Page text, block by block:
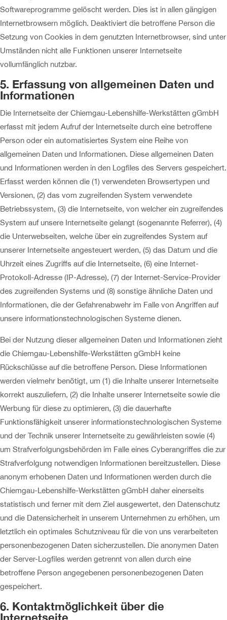
Softwareprogramme gelöscht werden. Dies ist in allen gängigen
Internetbrowsern möglich. Deaktiviert die betroffene Person die
Setzung von Cookies in dem genutzten Internetbrowser, sind unter
Umständen nicht alle Funktionen unserer Internetseite
vollumfänglich nutzbar.
5. Erfassung von allgemeinen Daten und
Informationen
Die Internetseite der Chiemgau-Lebenshilfe-Werkstätten gGmbH
erfasst mit jedem Aufruf der Internetseite durch eine betroffene
Person oder ein automatisiertes System eine Reihe von
allgemeinen Daten und Informationen. Diese allgemeinen Daten
und Informationen werden in den Logfiles des Servers gespeichert.
Erfasst werden können die (1) verwendeten Browsertypen und
Versionen, (2) das vom zugreifenden System verwendete
Betriebssystem, (3) die Internetseite, von welcher ein zugreifendes
System auf unsere Internetseite gelangt (sogenannte Referrer), (4)
die Unterwebseiten, welche über ein zugreifendes System auf
unserer Internetseite angesteuert werden, (5) das Datum und die
Uhrzeit eines Zugriffs auf die Internetseite, (6) eine Internet-
Protokoll-Adresse (IP-Adresse), (7) der Internet-Service-Provider
des zugreifenden Systems und (8) sonstige ähnliche Daten und
Informationen, die der Gefahrenabwehr im Falle von Angriffen auf
unsere informationstechnologischen Systeme dienen.
Bei der Nutzung dieser allgemeinen Daten und Informationen zieht
die Chiemgau-Lebenshilfe-Werkstätten gGmbH keine
Rückschlüsse auf die betroffene Person. Diese Informationen
werden vielmehr benötigt, um (1) die Inhalte unserer Internetseite
korrekt auszuliefern, (2) die Inhalte unserer Internetseite sowie die
Werbung für diese zu optimieren, (3) die dauerhafte
Funktionsfähigkeit unserer informationstechnologischen Systeme
und der Technik unserer Internetseite zu gewährleisten sowie (4)
um Strafverfolgungsbehörden im Falle eines Cyberangriffes die zur
Strafverfolgung notwendigen Informationen bereitzustellen. Diese
anonym erhobenen Daten und Informationen werden durch die
Chiemgau-Lebenshilfe-Werkstätten gGmbH daher einerseits
statistisch und ferner mit dem Ziel ausgewertet, den Datenschutz
und die Datensicherheit in unserem Unternehmen zu erhöhen, um
letztlich ein optimales Schutzniveau für die von uns verarbeiteten
personenbezogenen Daten sicherzustellen. Die anonymen Daten
der Server-Logfiles werden getrennt von allen durch eine
betroffene Person angegebenen personenbezogenen Daten
gespeichert.
6. Kontaktmöglichkeit über die